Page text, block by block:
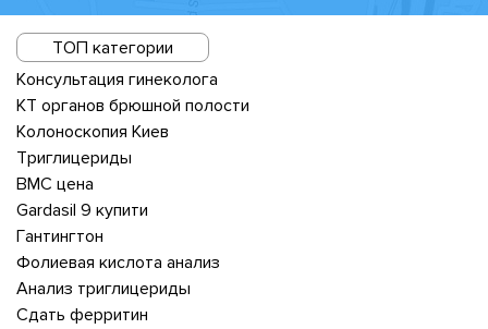
ТОП категории
Консультация гинеколога
КТ органов брюшной полости
Колоноскопия Киев
Триглицериды
ВМС цена
Gardasil 9 купити
Гантингтон
Фолиевая кислота анализ
Анализ триглицериды
Сдать ферритин